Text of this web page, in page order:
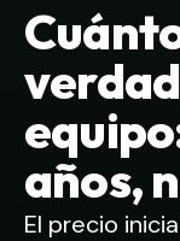
años,
El precio